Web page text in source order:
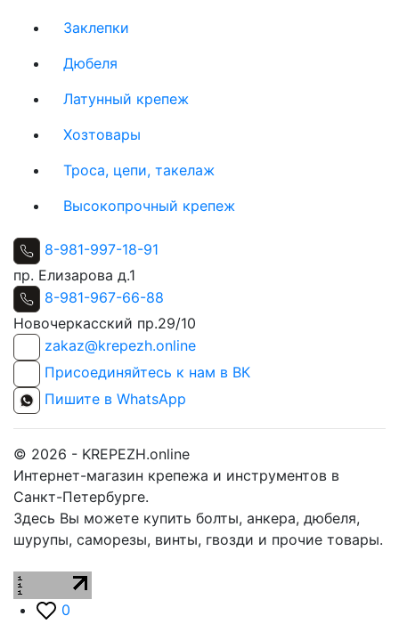
Заклепки
Дюбеля
Латунный крепеж
Хозтовары
Троса, цепи, такелаж
Высокопрочный крепеж
8-981-997-18-91
пр. Елизарова д.1
8-981-967-66-88
Новочеркасский пр.29/10
zakaz@krepezh.online
Присоединяйтесь к нам в ВК
Пишите в WhatsApp
© 2026 - KREPEZH.online
Интернет-магазин крепежа и инструментов в
Санкт-Петербурге.
Здесь Вы можете купить болты, анкера, дюбеля,
шурупы, саморезы, винты, гвозди и прочие товары.
0